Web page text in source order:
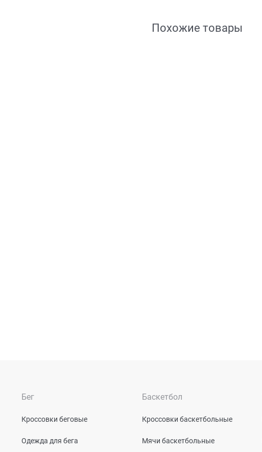
Похожие товары
Бег
Кроссовки беговые
Одежда для бега
Баскетбол
Кроссовки баскетбольные
Мячи баскетбольные